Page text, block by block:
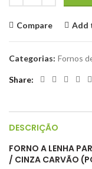
Compare Add
Categorias: Fornos
Share
DESCRIÇÃO
FORNO A LENHA
/ CINZA CARVÃO